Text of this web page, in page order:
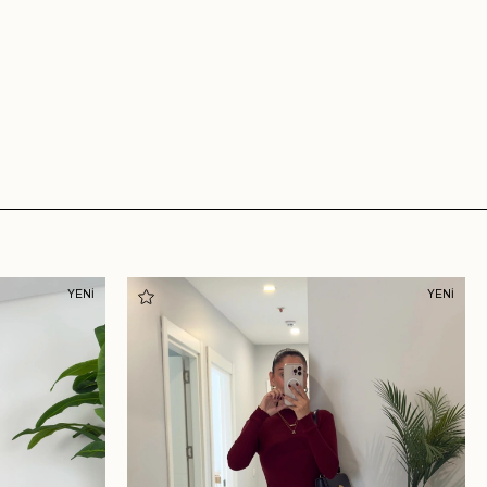
YENİ YENİ